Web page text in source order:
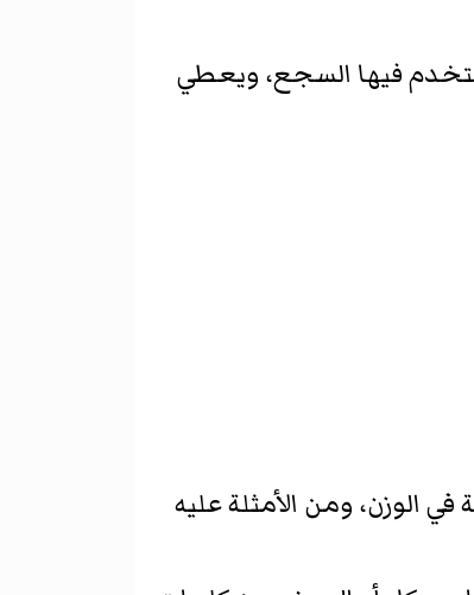
فيها السجع، ويعطي
الوزن، ومن الأمثلة عليه